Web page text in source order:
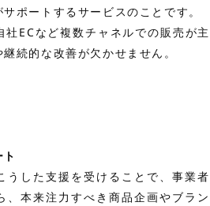
ポートするサービスのことです。
ECなど複数チャネルでの販売が主
続的な改善が欠かせません。
うした支援を受けることで、事業者
、本来注力すべき商品企画やブラン